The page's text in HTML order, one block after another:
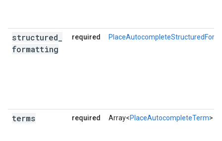
structured
formatting
required
terms required Array<PlaceAutocompleteTerm>